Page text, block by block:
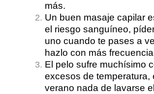
más.
Un buen masaje capilar
el riesgo sanguíneo,
uno cuando te pases a
hazlo con más
El pelo sufre muchísimo
excesos de temperatura,
verano nada de lavarse